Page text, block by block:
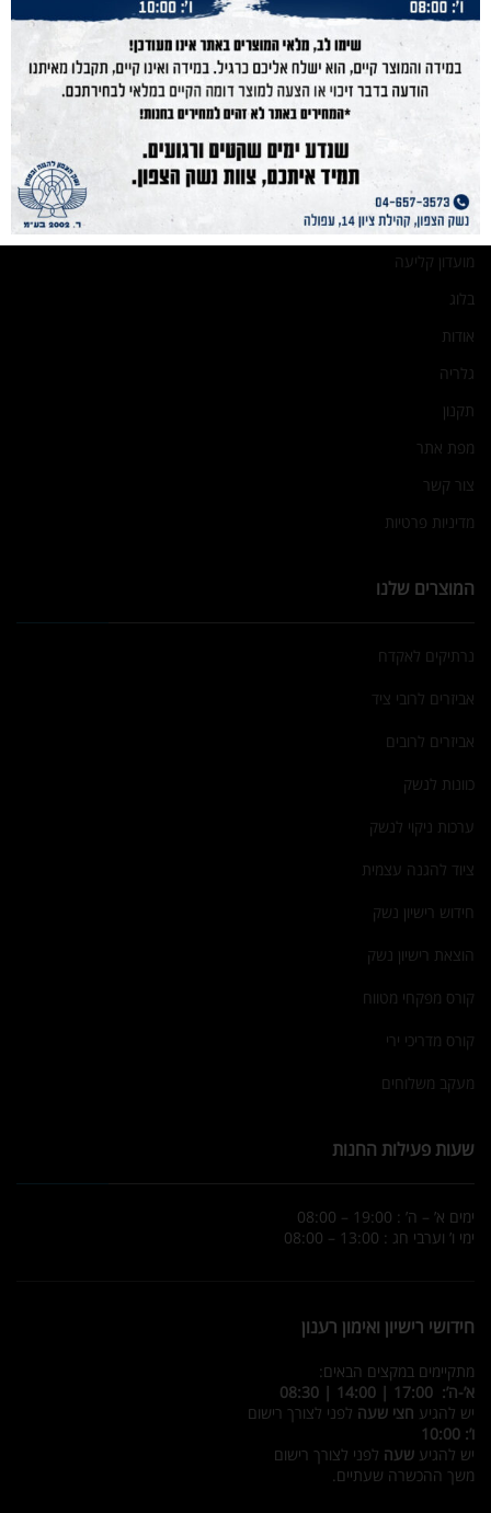
נייוט מהיר
נשק הצפון
נשקים
חנות מוצרים
הכשרות
מועדון קליעה
בלוג
אודות
גלריה
תקנון
מפת אתר
צור קשר
מדיניות פרטיות
המוצרים שלנו
נרתיקים לאקדח
אביזרים לרובי ציד
אביזרים לרובים
כוונות לנשק
ערכות ניקוי לנשק
ציוד להגנה עצמית
חידוש רישיון נשק
הוצאת רישיון נשק
קורס מפקחי מטווח
קורס מדריכי ירי
מעקב משלוחים
שעות פעילות החנות
ימים א’ – ה’ : 19:00 – 08:00
ימי ו’ וערבי חג : 13:00 – 08:00
חידושי רישיון ואימון רענון
מתקיימים במקצים הבאים:
א’-ה’: 17:00 | 14:00 | 08:30
יש להגיע חצי שעה לפני לצורך רישום
ו’: 10:00
יש להגיע שעה לפני לצורך רישום
משך ההכשרה שעתיים.